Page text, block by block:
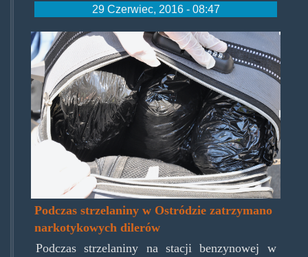
29 Czerwiec, 2016 - 08:47
szczelanina00.jpg
Podczas strzelaniny w Ostródzie zatrzymano
narkotykowych dilerów
Podczas strzelaniny na stacji benzynowej w